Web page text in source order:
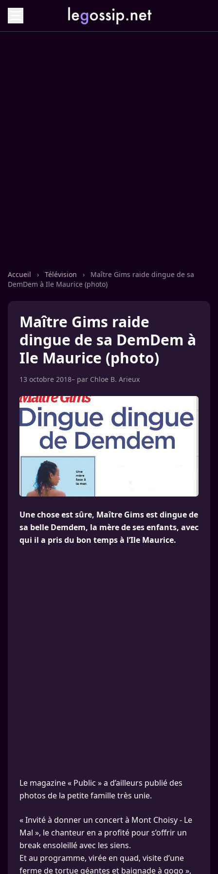
Accueil › Télévision ›
Maître Gims raide dingue de sa
DemDem à Ile Maurice (photo)
Maître Gims raide
dingue de sa DemDem à
Ile Maurice (photo)
13 octobre 2018– par Chloe B. Arieux
Une chose est sûre, Maître Gims est dingue de
sa belle Demdem, la mère de ses enfants, avec
qui il a pris du bon temps à l’Ile Maurice.
Le magazine « Public » a d’ailleurs publié des
photos de la petite famille très unie.
« Invité à donner un concert à Mont Choisy - Le
Mal », le chanteur en a profité pour s’offrir un
break ensoleillé avec les siens.
Et au programme, virée en quad, visite d’une
ferme de tortue géantes et baignade à gogo »,